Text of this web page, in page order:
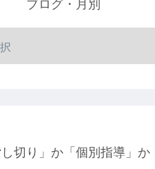
ブログ・月別
し切り」か「個別指導」か